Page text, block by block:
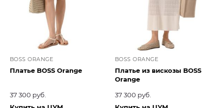
BOSS ORANGE
Платье BOSS Orange
37 300 руб.
BOSS ORANGE
Платье из вискозы BOSS
Orange
37 300 руб.